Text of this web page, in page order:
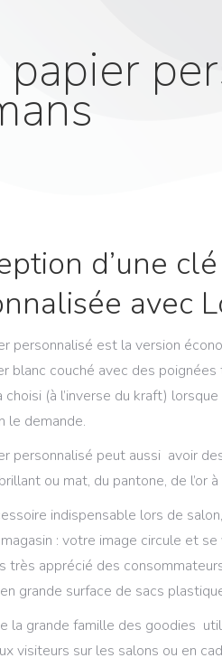
papier
d’une
avec
personnalisé est la version
blanc couché avec des
choisi (à l’inverse du kraft)
le demande.
personnalisé peut aussi avoir
ou mat, du pantone, de l’or
indispensable lors de
: votre image circule et
très apprécié des
grande surface de sacs
la grande famille des goodies
visiteurs sur les salons ou en